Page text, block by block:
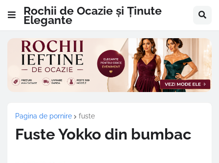
Rochii de Ocazie și Ținute
Elegante
Pagina de pornire fuste
Fuste Yokko din bumbac